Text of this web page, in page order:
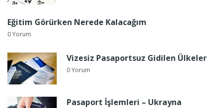
Eğitim Görürken Nerede Kalacağım
0 Yorum
Vizesiz Pasaportsuz Gidilen Ülkeler
0 Yorum
Pasaport İşlemleri – Ukrayna